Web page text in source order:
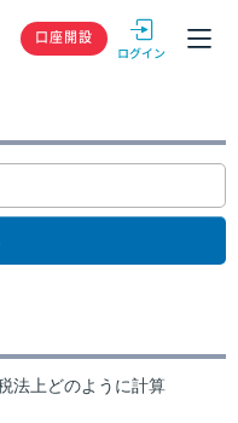
GMOクリック
口座開設
法上どのように計算